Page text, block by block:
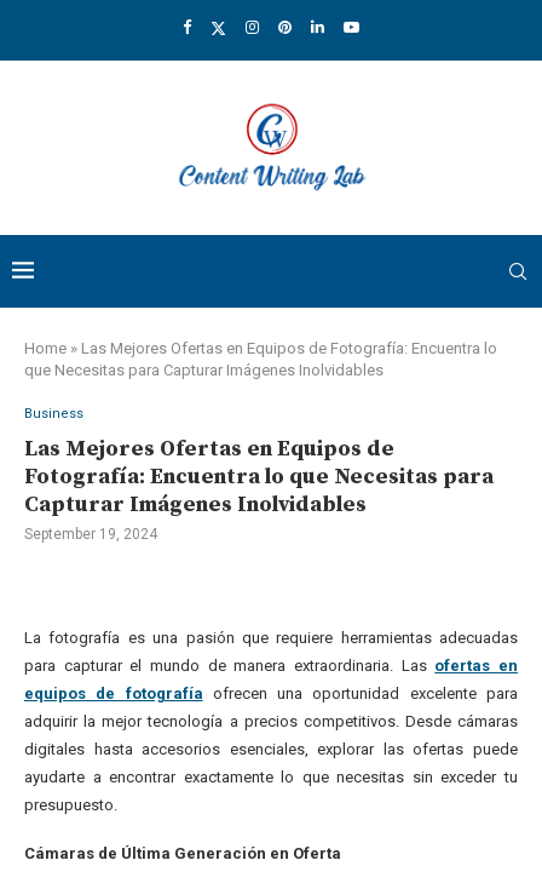
Home » Las Mejores Ofertas en Equipos de Fotografía: Encuentra lo
que Necesitas para Capturar Imágenes Inolvidables
Business
Las Mejores Ofertas en Equipos de
Fotografía: Encuentra lo que Necesitas para
Capturar Imágenes Inolvidables
September 19, 2024
La fotografía es una pasión que requiere herramientas adecuadas
para capturar el mundo de manera extraordinaria. Las ofertas en
equipos de fotografía ofrecen una oportunidad excelente para
adquirir la mejor tecnología a precios competitivos. Desde cámaras
digitales hasta accesorios esenciales, explorar las ofertas puede
ayudarte a encontrar exactamente lo que necesitas sin exceder tu
presupuesto.
Cámaras de Última Generación en Oferta